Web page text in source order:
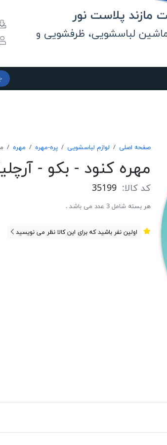
پلاست نور
لباسشویی، ظرفشویی و
صفحه اصلی لوازم لباسشویی پره-مهره مهره
مهره کنود - بکو -
کد کالا: 35199
هر بسته شامل 3 عدد می باشد .
اولین نفر باشید که برای این کالا نظر می نویسید